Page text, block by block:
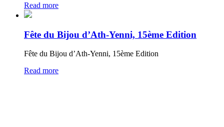
Read more
Fête du Bijou d’Ath-Yenni, 15ème Edition
Fête du Bijou d’Ath-Yenni, 15ème Edition
Read more